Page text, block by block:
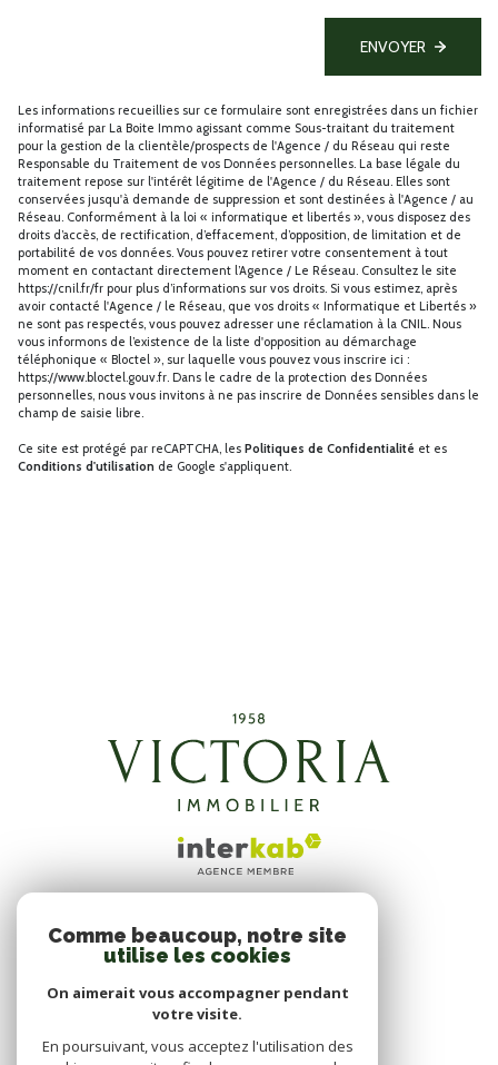
ENVOYER
Les informations recueillies sur ce formulaire sont enregistrées dans un fichier
informatisé par La Boite Immo agissant comme Sous-traitant du traitement
pour la gestion de la clientèle/prospects de l'Agence / du Réseau qui reste
Responsable du Traitement de vos Données personnelles. La base légale du
traitement repose sur l'intérêt légitime de l'Agence / du Réseau. Elles sont
conservées jusqu'à demande de suppression et sont destinées à l'Agence / au
Réseau. Conformément à la loi « informatique et libertés », vous disposez des
droits d’accès, de rectification, d’effacement, d’opposition, de limitation et de
portabilité de vos données. Vous pouvez retirer votre consentement à tout
moment en contactant directement l’Agence / Le Réseau. Consultez le site
https://cnil.fr/fr pour plus d’informations sur vos droits. Si vous estimez, après
avoir contacté l'Agence / le Réseau, que vos droits « Informatique et Libertés »
ne sont pas respectés, vous pouvez adresser une réclamation à la CNIL. Nous
vous informons de l’existence de la liste d'opposition au démarchage
téléphonique « Bloctel », sur laquelle vous pouvez vous inscrire ici :
https://www.bloctel.gouv.fr. Dans le cadre de la protection des Données
personnelles, nous vous invitons à ne pas inscrire de Données sensibles dans le
champ de saisie libre.
Ce site est protégé par reCAPTCHA, les Politiques de Confidentialité et es
Conditions d'utilisation de Google s'appliquent.
ADHÉRENTS
NOUS ADHÉRONS
Comme beaucoup, notre site
utilise les cookies
On aimerait vous accompagner pendant
votre visite.
En poursuivant, vous acceptez l'utilisation des